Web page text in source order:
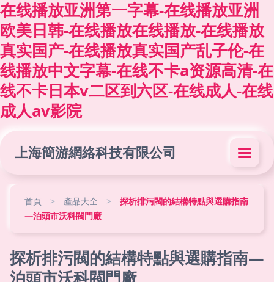
在线播放亚洲第一字幕-在线播放亚洲
欧美日韩-在线播放在线播放-在线播放
真实国产-在线播放真实国产乱子伦-在
线播放中文字幕-在线不卡a资源高清-在
线不卡日本v二区到六区-在线成人-在线
成人av影院
上海簡游網絡科技有限公司
首頁 > 產品大全 >
探析排污閥的結構特點與選購指南
—泊頭市沃科閥門廠
探析排污閥的結構特點與選購指南—